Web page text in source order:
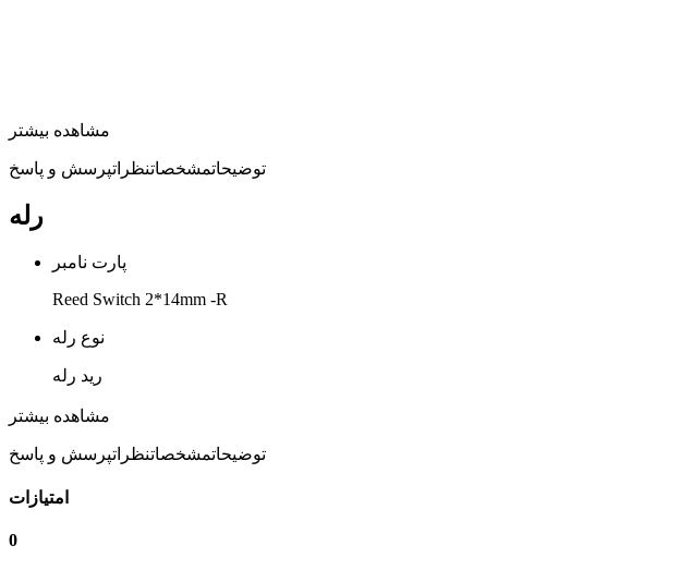
مشاهده بیشتر
توضیحاتمشخصاتنظراتپرسش و پاسخ
رله
پارت نامبر
Reed Switch 2*14mm -R
نوع رله
رید رله
ابعاد
2در 14 میلی متر
مشاهده بیشتر
توضیحاتمشخصاتنظراتپرسش و پاسخ
امتیازات
0